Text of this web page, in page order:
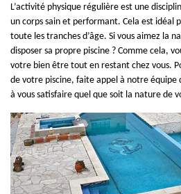
L’activité physique régulière est une
un corps sain et performant. Cela est idéal
toute les tranches d’âge. Si vous aimez la
disposer sa propre piscine ? Comme cela,
votre bien être tout en restant chez vous.
de votre piscine, faite appel à notre équipe
à vous satisfaire quel que soit la nature de